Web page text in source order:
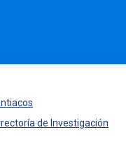
de Investigación